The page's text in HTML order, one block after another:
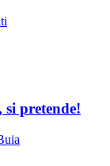
pretende!